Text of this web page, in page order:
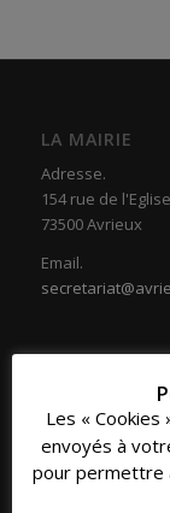
LA MAIRIE
Adresse.
154 rue de l'Eglise
73500 Avrieux
Email.
Téléphone.
Les «
envoyés à
pour permettre